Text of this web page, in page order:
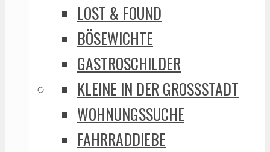
LOST & FOUND
BÖSEWICHTE
GASTROSCHILDER
KLEINE IN DER GROSSSTADT
WOHNUNGSSUCHE
FAHRRADDIEBE